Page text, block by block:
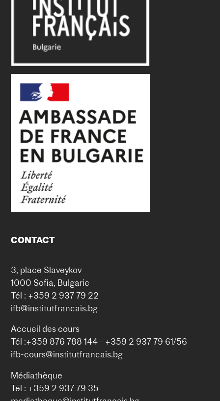
CONTACT
3, place Slaveykov
1000 Sofia, Bulgarie
Tél : +359 2 937 79 22
ifb@institutfrancais.bg
Accueil des cours
Tél :+359 876 788 144 - +359 2 937 79 61/56
ifb-cours@institutfrancais.bg
Médiathèque
Tél : +359 2 937 79 35